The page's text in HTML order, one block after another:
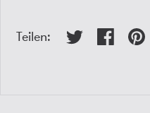
Teilen: